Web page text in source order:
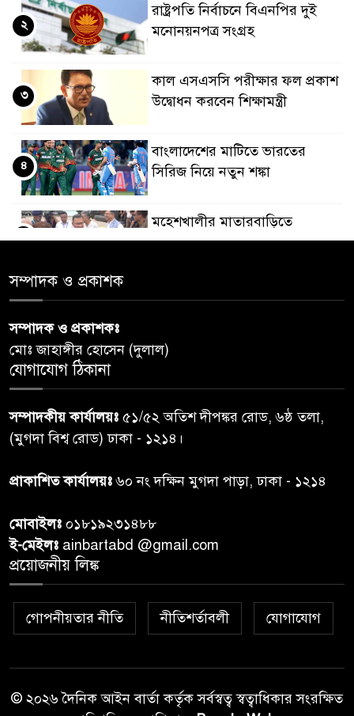
রাষ্ট্রপতি নির্বাচনে বিএনপির দুই
মনোনয়নপত্র সংগ্রহ
২
কাল এসএসসি পরীক্ষার ফল প্রকাশ
উদ্বোধন করবেন শিক্ষামন্ত্রী
৩
বাংলাদেশের মাটিতে ভারতের
সিরিজ নিয়ে নতুন শঙ্কা
৪
মহেশখালীর মাতারবাড়িতে
পৌঁছেছেন প্রধানমন্ত্রী
৬
গাজার ধ্বংসস্তূপে মিলল আরও ১৯
৭
কুলাউড়া সীমান্তে বিএসএফের
৮
নেওয়ার পর ভারতীয় নাগরিক আটক
৯
১০
সম্পাদক ও প্রকাশক
সম্পাদক ও প্রকাশকঃ
মোঃ জাহাঙ্গীর হোসেন (দুলাল)
যোগাযোগ ঠিকানা
সম্পাদকীয় কার্যালয়ঃ ৫১/৫২ অতিশ দীপঙ্কর রোড, ৬ষ্ঠ তলা,
(মুগদা বিশ্ব রোড) ঢাকা - ১২১৪।
প্রাকাশিত কার্যালয়ঃ৬০ নং দক্ষিন মুগদা পাড়া, ঢাকা - ১২১৪
মোবাইলঃ ০১৮১৯২৩১৪৮৮
ই-মেইলঃ ainbartabd @gmail.com
প্রয়োজনীয় লিঙ্ক
গোপনীয়তার নীতি নীতিশর্তাবলী যোগাযোগ
© ২০২৬ দৈনিক আইন বার্তা কর্তৃক সর্বস্বত্ব স্বত্বাধিকার সংরক্ষিত